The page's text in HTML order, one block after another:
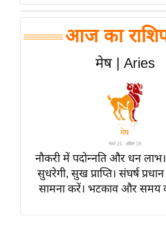
मनोरंजन जगत
बॉलीवुड
हॉलीवुड
Breaking
लाइफस्टाइल
टेक्नॉलॉजी
ब्यूटी/फैशन
आज का
मेष | Aries
नौकरी में पदोन्नति और धन लाभ।
सुधरेगी, सुख प्राप्ति। संघर्ष
सामना करें। भटकाव और समय